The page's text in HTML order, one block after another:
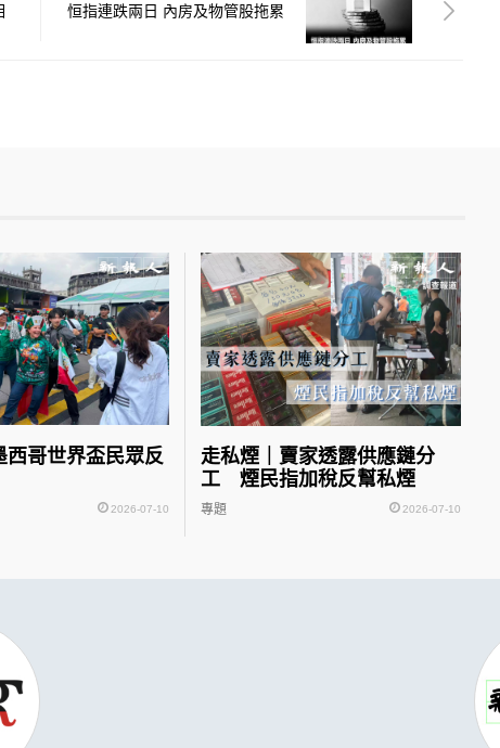
恒指連跌兩日 內房及物管股拖累
西哥世界盃民眾反
2026-07-10
走私煙｜賣家透露供應鏈分
工 煙民指加稅反幫私煙
專題 2026-07-10